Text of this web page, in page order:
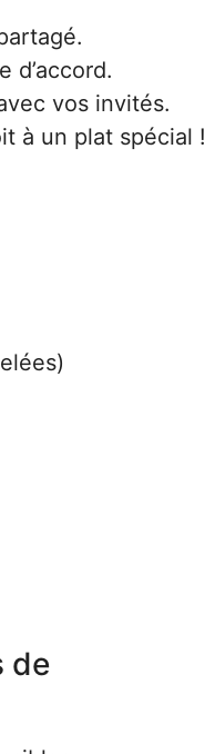
d’accord.
vos invités.
à un plat spécial !
de